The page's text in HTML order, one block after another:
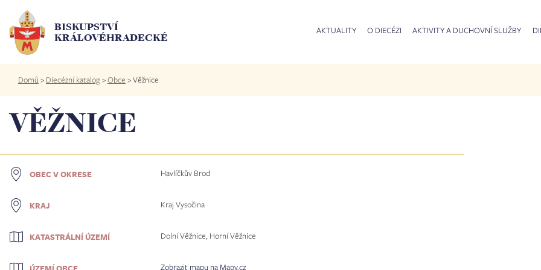
hlavnímu
obsahu
BISKUPSTVÍ
KRÁLOVÉHRADECKÉ
AKTUALITY O DIECÉZI AKTIVITY A DUCHOVNÍ SLUŽBY
Drobečková
navigace
Domů > Diecézní katalog>Obce >Věžnice
VĚŽNICE
OBEC V OKRESE Havlíčkův Brod
KRAJ Kraj Vysočina
KATASTRÁLNÍ ÚZEMÍ Dolní Věžnice, Horní Věžnice
Zobrazit mapu na Mapy.cz